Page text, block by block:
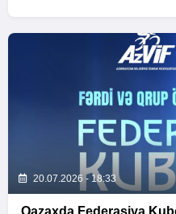
20.07.2026 - 18:33
Qazaxda Federasiya